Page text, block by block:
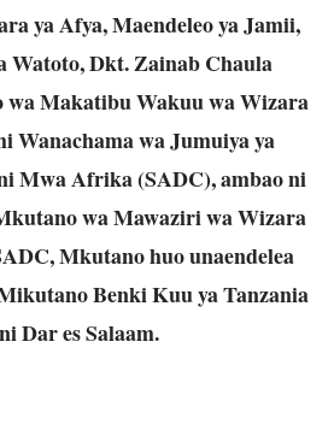
ya Afya, Maendeleo ya Jamii,
Watoto, Dkt. Zainab Chaula
Makatibu Wakuu wa Wizara
Wanachama wa Jumuiya ya
Mwa Afrika (SADC), ambao ni
wa Mawaziri wa Wizara
Mkutano huo unaendelea
Benki Kuu ya Tanzania
Dar es Salaam.